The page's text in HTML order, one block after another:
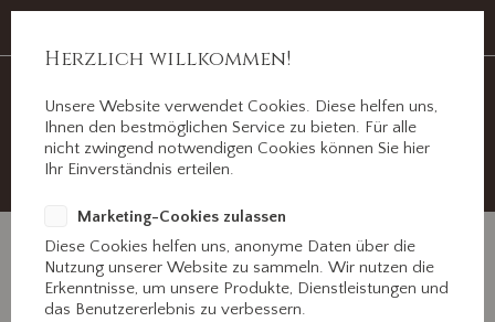
+49 8221 31077
Herzlich willkommen!
Unsere Website verwendet Cookies. Diese helfen uns,
Ihnen den bestmöglichen Service zu bieten. Für alle
nicht zwingend notwendigen Cookies können Sie hier
Ihr Einverständnis erteilen.
Marketing-Cookies zulassen
Diese Cookies helfen uns, anonyme Daten über die
Nutzung unserer Website zu sammeln. Wir nutzen die
Erkenntnisse, um unsere Produkte, Dienstleistungen und
das Benutzererlebnis zu verbessern.